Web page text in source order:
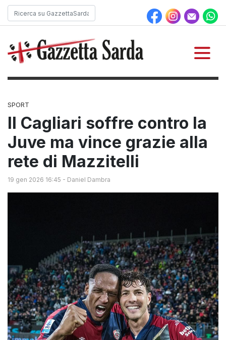
SPORT
Il Cagliari soffre contro la
Juve ma vince grazie alla
rete di Mazzitelli
19 gen 2026 16:45 - Daniel Dambra